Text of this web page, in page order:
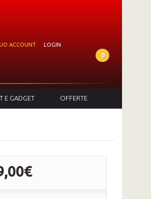
ACCOUNT
LOGIN
0
E GADGET OFFERTE